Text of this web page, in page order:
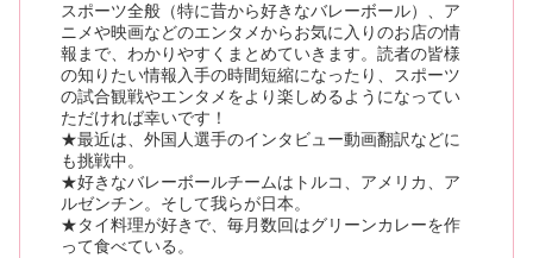
スポーツ全般（特に昔から好きなバレーボール）、ア
ニメや映画などのエンタメからお気に入りのお店の情
報まで、わかりやすくまとめていきます。読者の皆様
の知りたい情報入手の時間短縮になったり、スポーツ
の試合観戦やエンタメをより楽しめるようになってい
ただければ幸いです！
★最近は、外国人選手のインタビュー動画翻訳などに
も挑戦中。
★好きなバレーボールチームはトルコ、アメリカ、ア
ルゼンチン。そして我らが日本。
★タイ料理が好きで、毎月数回はグリーンカレーを作
って食べている。